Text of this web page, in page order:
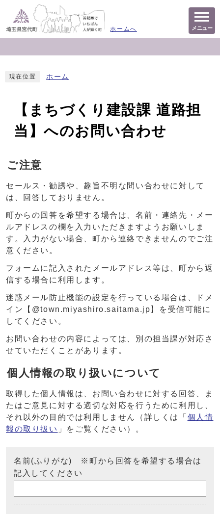
ホームへ メニュー
現在位置 ホーム
【まちづくり建設課 道路担
当】へのお問い合わせ
ご注意
セールス・勧誘や、趣旨不明な問い合わせに対して
は、回答しておりません。
町からの回答を希望する場合は、名前・連絡先・メー
ルアドレスの欄を入力いただきますようお願いしま
す。入力がない場合、町から連絡できませんのでご注
意ください。
フォームに記入されたメールアドレス等は、町から返
信する場合に利用します。
迷惑メール防止機能の設定を行っている場合は、ドメ
イン【@town.miyashiro.saitama.jp】を受信可能に
してください。
お問い合わせの内容によっては、別の担当課が対応さ
せていただくことがあります。
個人情報の取り扱いについて
取得した個人情報は、お問い合わせに対する回答、ま
たはご意見に対する適切な対応を行うために利用し、
それ以外の目的では利用しません（詳しくは「 個人情
報の取り扱い 」をご覧ください）。
名前(ふりがな) ※町から回答を希望する場合は
記入してください